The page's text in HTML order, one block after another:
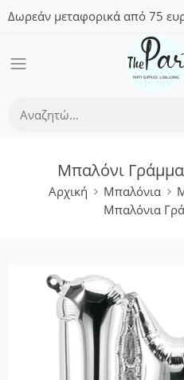
Δωρεάν μεταφορικά από 75
Μπαλόνι
Αρχική Μπαλόνια
Μπαλόνια